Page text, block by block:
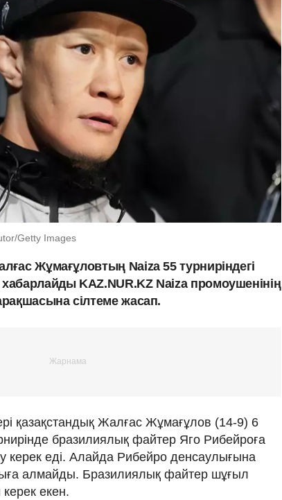
Getty Images
Жұмағұловтың Naiza 55 турниріндегі
KAZ.NUR.KZ Naiza промоушенінің
сілтеме жасап.
қазақстандық Жалғас Жұмағұлов (14-9) 6
бразилиялық файтер Яго Рибейроға
керек еді. Алайда Рибейро денсаулығына
алмайды. Бразилиялық файтер шұғыл
екен.